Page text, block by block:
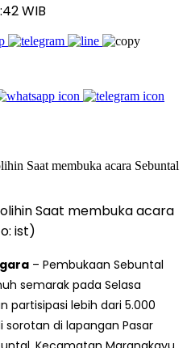
WIB
Saat membuka acara
ist)
– Pembukaan Sebuntal
semarak pada Selasa
partisipasi lebih dari 5.000
di lapangan Pasar